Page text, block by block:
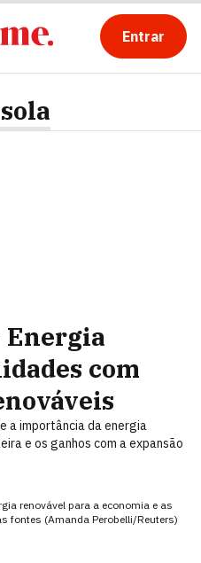
Entrar
Energia
com
a importância da energia
e os ganhos com a expansão
renovável para a economia e as
fontes (Amanda Perobelli/Reuters)